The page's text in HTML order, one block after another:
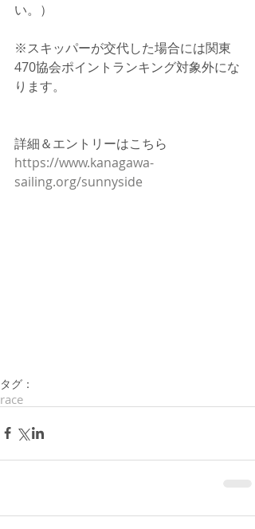
い。）
※スキッパーが交代した場合には関東
470協会ポイントランキング対象外にな
ります。
詳細＆エントリーはこちら
https://www.kanagawa-
sailing.org/sunnyside
タグ：
race